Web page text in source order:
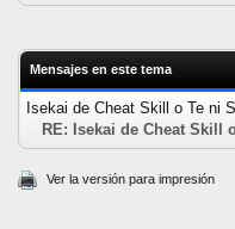
Mensajes en este tema
Isekai de Cheat Skill o Te ni
RE: Isekai de Cheat Skill
Ver la versión para impresión